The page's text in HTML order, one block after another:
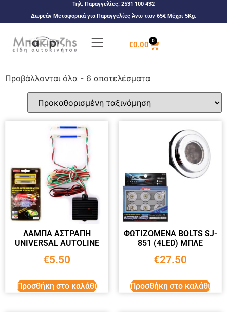
Τηλ. Παραγγελίες: 2531 100 432
Δωρεάν Μεταφορικά για Παραγγελίες Άνω των 65€ Μέχρι 5Kg.
€0.00 0
Προβάλλονται όλα - 6 αποτελέσματα
ΛΑΜΠΑ ΑΣΤΡΑΠΗ
UNIVERSAL AUTOLINE
€5.50
Προσθήκη στο καλάθι
ΦΩΤΙΖΟΜΕΝΑ BOLTS SJ-
851 (4LED) ΜΠΛΕ
€27.50
Προσθήκη στο καλάθι